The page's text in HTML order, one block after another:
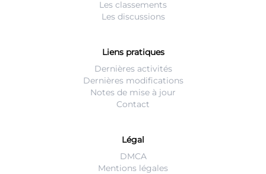
Les classements
Les discussions
Liens pratiques
Dernières activités
Dernières modifications
Notes de mise à jour
Contact
Légal
DMCA
Mentions légales